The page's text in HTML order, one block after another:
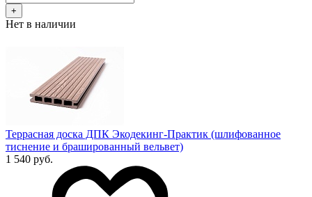
+
Нет в наличии
Террасная доска ДПК Экодекинг-Практик (шлифованное
тиснение и брашированный вельвет)
1 540 руб.